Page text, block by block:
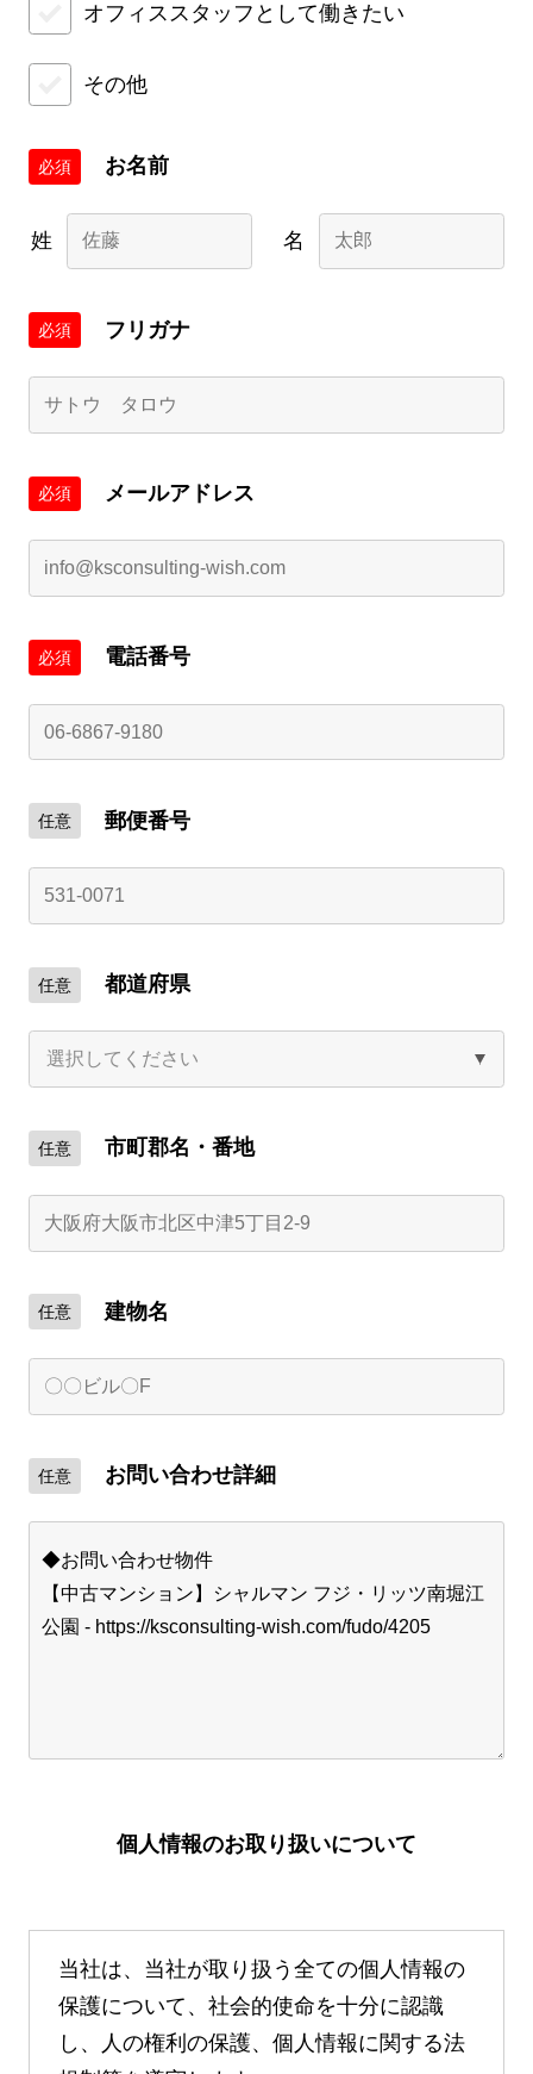
オフィススタッフとして働きたい
その他
必須 お名前
姓 名
必須 フリガナ
必須 メールアドレス
必須 電話番号
任意 郵便番号
任意 都道府県
任意 市町郡名・番地
任意 建物名
任意 お問い合わせ詳細
個人情報のお取り扱いについて
当社は、当社が取り扱う全ての個人情報の
保護について、社会的使命を十分に認識
し、人の権利の保護、個人情報に関する法